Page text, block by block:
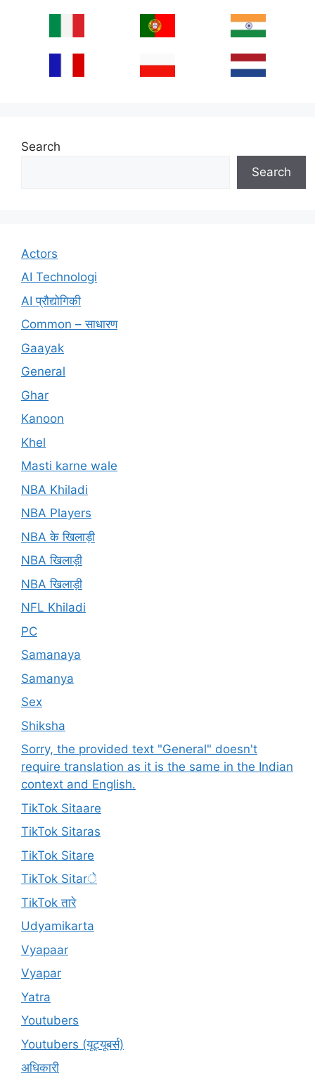
Search
Search
Actors
AI Technologi
AI प्रौद्योगिकी
Common – साधारण
Gaayak
General
Ghar
Kanoon
Khel
Masti karne wale
NBA Khiladi
NBA Players
NBA के खिलाड़ी
NBA खिलाड़ी
NBA खिलाड़ी
NFL Khiladi
PC
Samanaya
Samanya
Sex
Shiksha
Sorry, the provided text "General" doesn't
require translation as it is the same in the Indian
context and English.
TikTok Sitaare
TikTok Sitaras
TikTok Sitare
TikTok Sitarे
TikTok तारे
Udyamikarta
Vyapaar
Vyapar
Yatra
Youtubers
Youtubers (यूट्यूबर्स)
अधिकारी